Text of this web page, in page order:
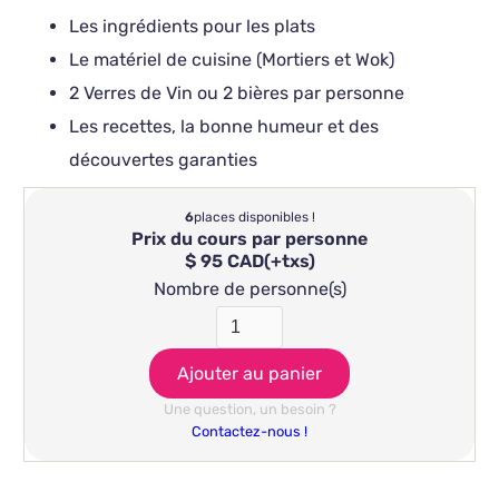
Les ingrédients pour les plats
Le matériel de cuisine (Mortiers et Wok)
2 Verres de Vin ou 2 bières par personne
Les recettes, la bonne humeur et des
découvertes garanties
6places disponibles !
Prix du cours par personne
$ 95 CAD(+txs)
Nombre de personne(s)
Une question, un besoin ?
Contactez-nous !